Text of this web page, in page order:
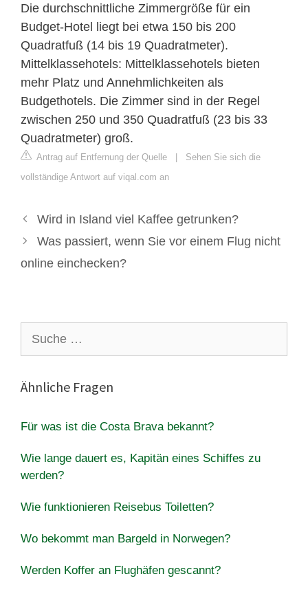
Die durchschnittliche Zimmergröße für ein
Budget-Hotel liegt bei etwa 150 bis 200
Quadratfuß (14 bis 19 Quadratmeter).
Mittelklassehotels: Mittelklassehotels bieten
mehr Platz und Annehmlichkeiten als
Budgethotels. Die Zimmer sind in der Regel
zwischen 250 und 350 Quadratfuß (23 bis 33
Quadratmeter) groß.
Antrag auf Entfernung der Quelle | Sehen Sie sich die
vollständige Antwort auf viqal.com an
Wird in Island viel Kaffee getrunken?
Was passiert, wenn Sie vor einem Flug nicht
online einchecken?
nach:
Ähnliche Fragen
Für was ist die Costa Brava bekannt?
Wie lange dauert es, Kapitän eines Schiffes zu
werden?
Wie funktionieren Reisebus Toiletten?
Wo bekommt man Bargeld in Norwegen?
Werden Koffer an Flughäfen gescannt?